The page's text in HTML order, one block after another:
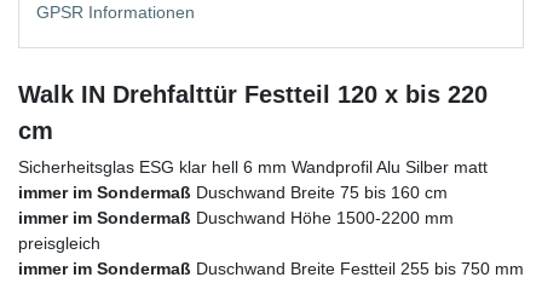
GPSR Informationen
Walk IN Drehfalttür Festteil 120 x bis 220
cm
Sicherheitsglas ESG klar hell 6 mm Wandprofil Alu Silber matt
immer im Sondermaß Duschwand Breite 75 bis 160 cm
immer im Sondermaß Duschwand Höhe 1500-2200 mm
preisgleich
immer im Sondermaß Duschwand Breite Festteil 255 bis 750 mm